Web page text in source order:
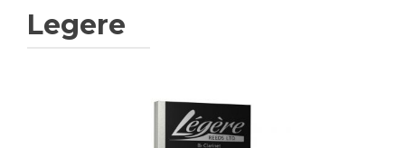
Legere